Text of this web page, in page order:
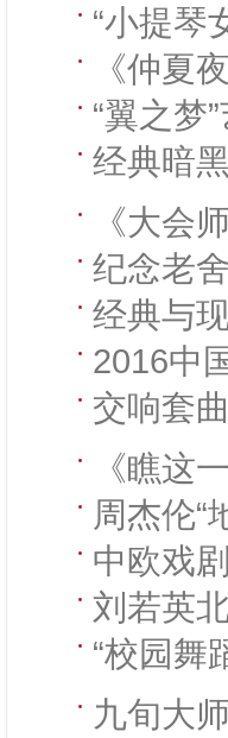
“小提琴
《仲夏
“翼之梦
经典暗
《大会
纪念老
经典与
2016中
交响套
《瞧这
周杰伦“
中欧戏
刘若英
“校园舞
九旬大